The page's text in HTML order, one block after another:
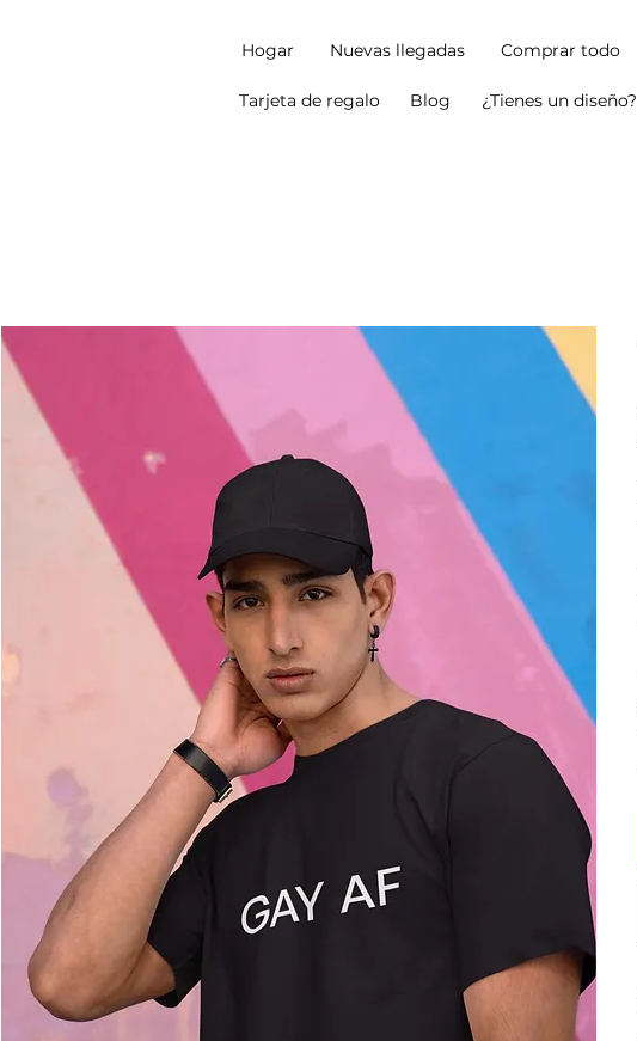
Hogar Nuevas llegadas Comprar todo
Tarjeta de regalo Blog ¿Tienes un diseño?